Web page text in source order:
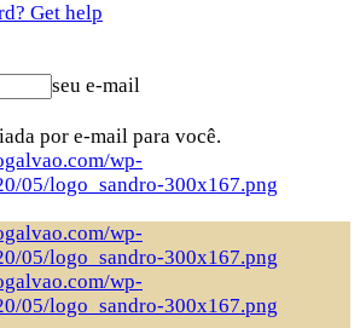
Get help
seu e-mail
por e-mail para você.